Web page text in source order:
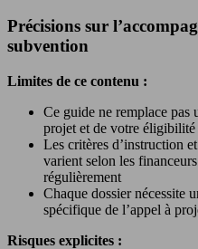
Précisions sur
subvention
Limites de ce contenu :
Ce guide ne remplace pas
projet et de votre
Les critères d’instruction
varient selon les
régulièrement
Chaque dossier nécessite
spécifique de l’appel à
Risques explicites :